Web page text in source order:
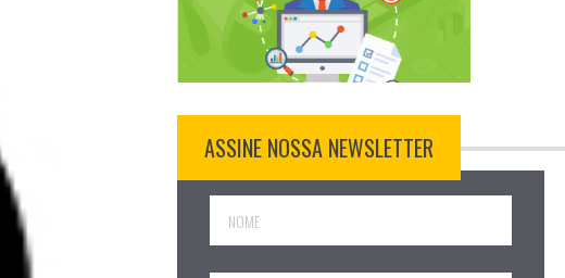
ASSINE NOSSA NEWSLETTER